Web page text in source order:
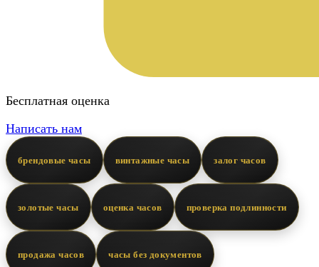
Бесплатная оценка
Написать нам
брендовые часы винтажные часы залог часов
золотые часы оценка часов проверка подлинности
продажа часов часы без документов